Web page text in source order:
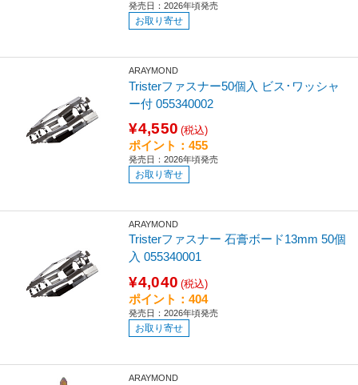
発売日：2026年頃発売
お取り寄せ
ARAYMOND
Tristerファスナー50個入 ビス･ワッシャ
ー付 055340002
¥4,550 (税込)
ポイント：455
発売日：2026年頃発売
お取り寄せ
ARAYMOND
Tristerファスナー 石膏ボード13mm 50個
入 055340001
¥4,040 (税込)
ポイント：404
発売日：2026年頃発売
お取り寄せ
ARAYMOND